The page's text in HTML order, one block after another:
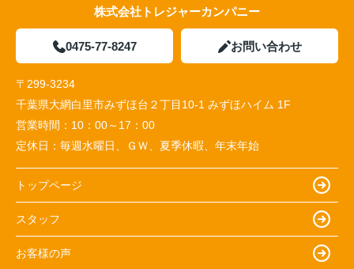
株式会社トレジャーカンパニー
0475-77-8247 お問い合わせ
〒299-3234
千葉県大網白里市みずほ台２丁目10-1 みずほハイム 1F
営業時間： 10：00～17：00
定休日： 毎週水曜日、ＧＷ、夏季休暇、年末年始
トップページ
スタッフ
お客様の声